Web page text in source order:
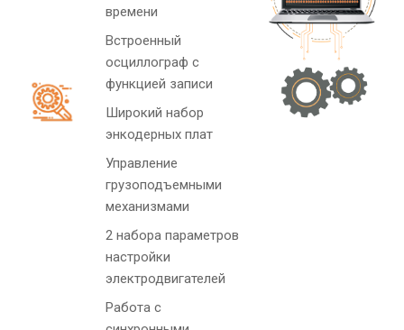
времени
Встроенный
осциллограф с
функцией записи
Широкий набор
энкодерных плат
Управление
грузоподъемными
механизмами
2 набора параметров
настройки
электродвигателей
Работа с